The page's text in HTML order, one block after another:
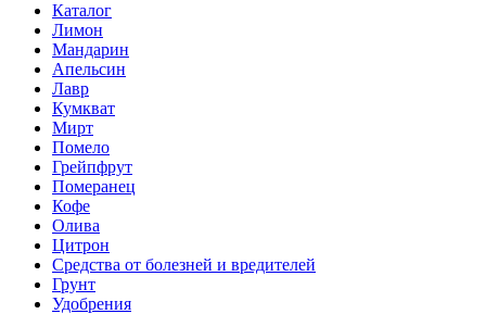
Каталог
Лимон
Мандарин
Апельсин
Лавр
Кумкват
Мирт
Помело
Грейпфрут
Померанец
Кофе
Олива
Цитрон
Средства от болезней и вредителей
Грунт
Удобрения